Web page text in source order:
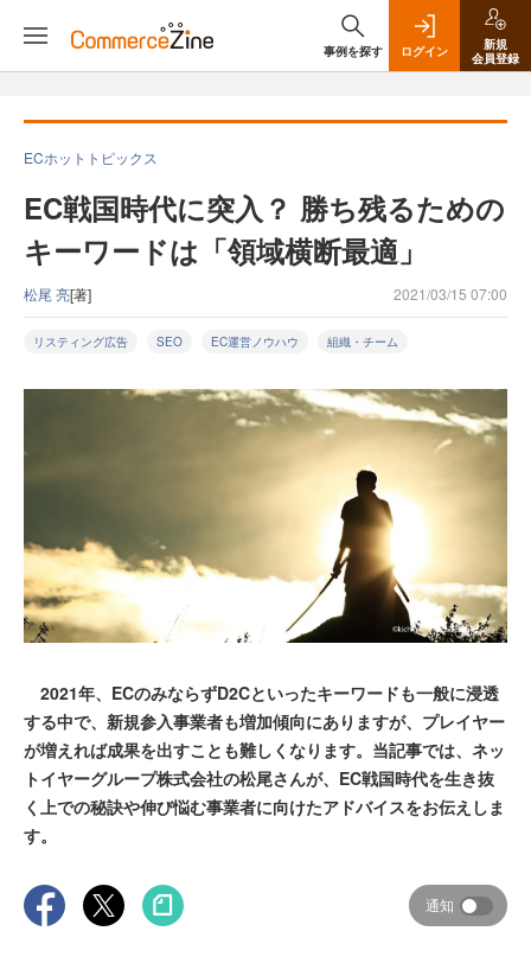
事例を探す ログイン
新規
会員登録
ECホットトピックス
EC戦国時代に突入？ 勝ち残るための
キーワードは「領域横断最適」
松尾 亮[著] 2021/03/15 07:00
リスティング広告 SEO EC運営ノウハウ 組織・チーム
2021年、ECのみならずD2Cといったキーワードも一般に浸透
する中で、新規参入事業者も増加傾向にありますが、プレイヤー
が増えれば成果を出すことも難しくなります。当記事では、ネッ
トイヤーグループ株式会社の松尾さんが、EC戦国時代を生き抜
く上での秘訣や伸び悩む事業者に向けたアドバイスをお伝えしま
す。
通知